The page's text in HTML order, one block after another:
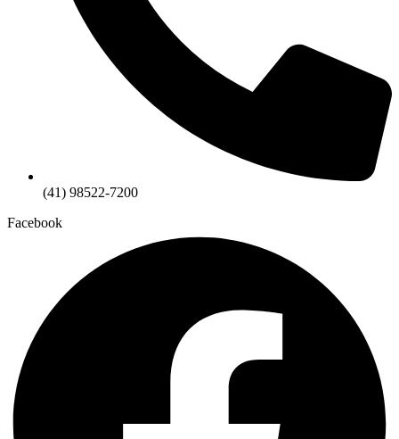
(41) 98522-7200
Facebook